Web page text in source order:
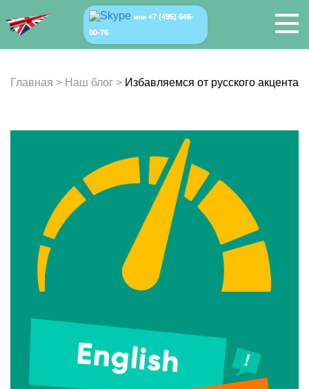
или +7 (495) 646-
00-76
Главная > Наш блог > Избавляемся от русского акцента